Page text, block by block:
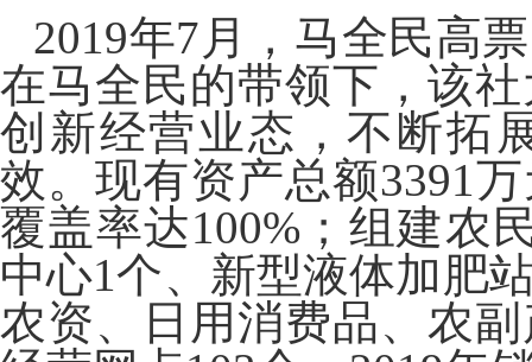
2019年7月，马全民高
在马全民的带领下，该
创新经营业态，不断拓
效。现有资产总额3391
覆盖率达100%；组建农
中心1个、新型液体加肥
农资、日用消费品、农